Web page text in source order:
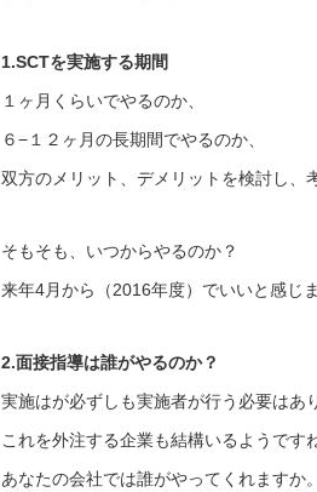
1.SCTを実施する期間
１ヶ月くらいでやるのか、
６−１２ヶ月の長期間でやるのか、
双方のメリット、デメリットを検討し、
そもそも、いつからやるのか？
来年4月から（2016年度）でいいと感じま
2.面接指導は誰がやるのか？
実施はが必ずしも実施者が行う必要はあ
これを外注する企業も結構いるようです
あなたの会社では誰がやってくれますか。